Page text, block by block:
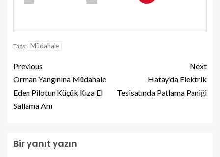
Tags: Müdahale
Previous
Orman Yangınına Müdahale
Eden Pilotun Küçük Kıza El
Sallama Anı
Next
Hatay’da Elektrik
Tesisatında Patlama Paniği
Bir yanıt yazın